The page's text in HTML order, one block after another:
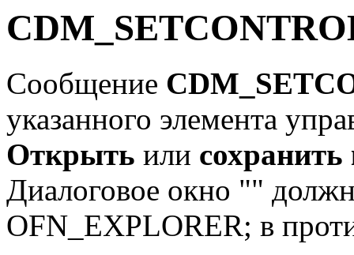
Сообщение
указанного элемента
Открыть или сохранить
Диалоговое окно ""
OFN_EXPLORER; в